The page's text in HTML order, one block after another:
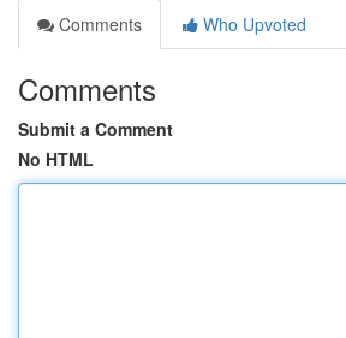
Comments
Who Upvoted
Comments
Submit a Comment
No HTML